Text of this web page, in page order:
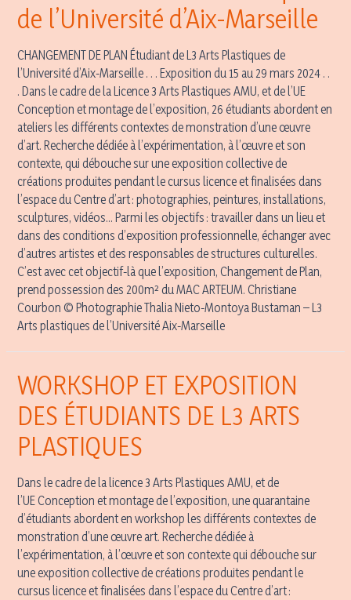
de l’Université d’Aix-Marseille
CHANGEMENT DE PLAN Étudiant de L3 Arts Plastiques de
l’Université d’Aix-Marseille . . . Exposition du 15 au 29 mars 2024 . .
. Dans le cadre de la Licence 3 Arts Plastiques AMU, et de l’UE
Conception et montage de l’exposition, 26 étudiants abordent en
ateliers les différents contextes de monstration d’une œuvre
d’art. Recherche dédiée à l’expérimentation, à l’œuvre et son
contexte, qui débouche sur une exposition collective de
créations produites pendant le cursus licence et finalisées dans
l’espace du Centre d’art : photographies, peintures, installations,
sculptures, vidéos… Parmi les objectifs : travailler dans un lieu et
dans des conditions d’exposition professionnelle, échanger avec
d’autres artistes et des responsables de structures culturelles.
C’est avec cet objectif-là que l’exposition, Changement de Plan,
prend possession des 200m² du MAC ARTEUM. Christiane
Courbon © Photographie Thalia Nieto-Montoya Bustaman – L3
Arts plastiques de l’Université Aix-Marseille
WORKSHOP ET EXPOSITION
DES ÉTUDIANTS DE L3 ARTS
PLASTIQUES
Dans le cadre de la licence 3 Arts Plastiques AMU, et de
l’UE Conception et montage de l’exposition, une quarantaine
d’étudiants abordent en workshop les différents contextes de
monstration d’une œuvre art. Recherche dédiée à
l’expérimentation, à l’œuvre et son contexte qui débouche sur
une exposition collective de créations produites pendant le
cursus licence et finalisées dans l’espace du Centre d’art :